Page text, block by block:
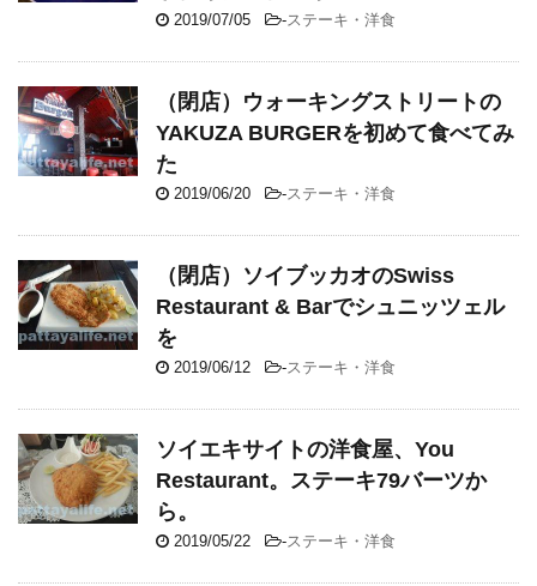
2019/07/05 -ステーキ・洋食
（閉店）ウォーキングストリートの
YAKUZA BURGERを初めて食べてみ
た
2019/06/20 -ステーキ・洋食
（閉店）ソイブッカオのSwiss
Restaurant & Barでシュニッツェル
を
2019/06/12 -ステーキ・洋食
ソイエキサイトの洋食屋、You
Restaurant。ステーキ79バーツか
ら。
2019/05/22 -ステーキ・洋食